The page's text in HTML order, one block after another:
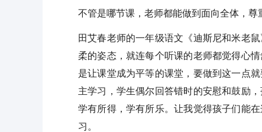
不管是哪节课，老师都能做到面向全体，尊
田艾春老师的一年级语文《迪斯尼和米老
柔的姿态，就连每个听课的老师都觉得心
是让课堂成为平等的课堂，要做到这一点
主学习，学生偶尔回答错时的安慰和鼓励
学有所得，学有所乐。让我觉得孩子们能
习。